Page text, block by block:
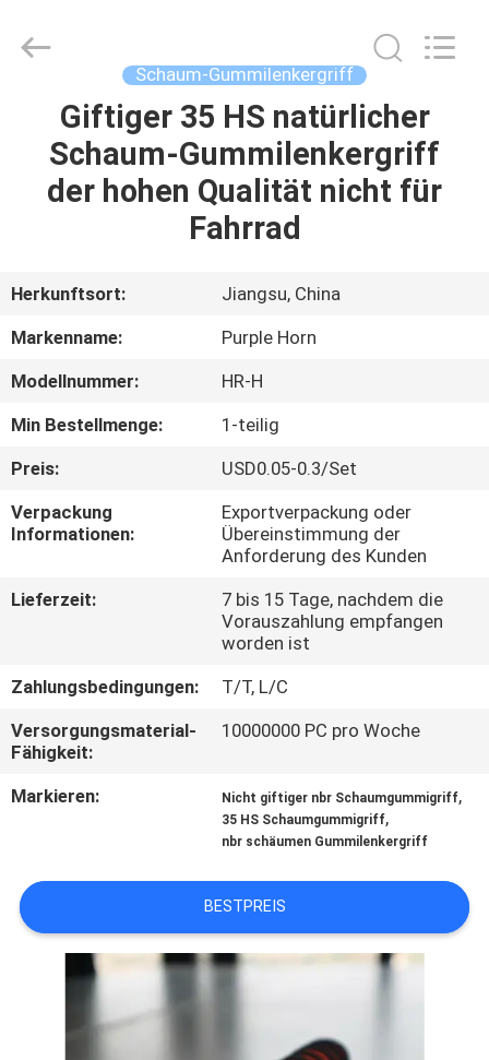
HAUS
PRODUKTE
UNS
AUSFLUG
QUALITÄTSKONTROLLE
TRETEN
MIT
IN
VERBINDUNG
BLOG
SIE
EIN
ZITAT
Commerce
Schaum-Gummilenkergriff
Giftiger 35 HS natürlicher
Schaum-Gummilenkergriff
der hohen Qualität nicht für
Fahrrad
Herkunftsort:
Jiangsu, China
Markenname:
Purple Horn
Modellnummer:
HR-H
Min Bestellmenge:
1-teilig
Preis:
USD0.05-0.3/Set
Verpackung
Informationen:
Exportverpackung oder
Übereinstimmung der
Anforderung des Kunden
Lieferzeit:
7 bis 15 Tage, nachdem die
Vorauszahlung empfangen
worden ist
Zahlungsbedingungen:
T/T, L/C
Versorgungsmaterial-
Fähigkeit:
10000000 PC pro Woche
Markieren: Nicht giftiger nbr Schaumgummigriff,
35 HS Schaumgummigriff,
nbr schäumen Gummilenkergriff
BESTPREIS